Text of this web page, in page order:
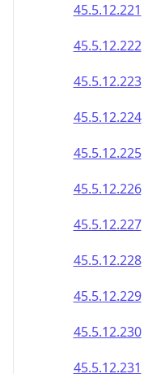
45.5.12.221
45.5.12.222
45.5.12.223
45.5.12.224
45.5.12.225
45.5.12.226
45.5.12.227
45.5.12.228
45.5.12.229
45.5.12.230
45.5.12.231